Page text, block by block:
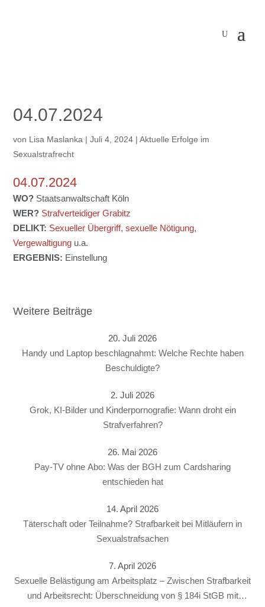
04.07.2024
von Lisa Maslanka |Juli 4, 2024 |Aktuelle Erfolge im
Sexualstrafrecht
04.07.2024
WO? Staatsanwaltschaft Köln
WER? Strafverteidiger Grabitz
DELIKT: Sexueller Übergriff,sexuelle Nötigung,
Vergewaltigung u.a.
ERGEBNIS: Einstellung
Weitere Beiträge
20. Juli 2026
Handy und Laptop beschlagnahmt: Welche Rechte haben
Beschuldigte?
2. Juli 2026
Grok, KI-Bilder und Kinderpornografie: Wann droht ein
Strafverfahren?
26. Mai 2026
Pay-TV ohne Abo: Was der BGH zum Cardsharing
entschieden hat
14. April 2026
Täterschaft oder Teilnahme? Strafbarkeit bei Mitläufern in
Sexualstrafsachen
7. April 2026
Sexuelle Belästigung am Arbeitsplatz – Zwischen Strafbarkeit
und Arbeitsrecht: Überschneidung von § 184i StGB mit